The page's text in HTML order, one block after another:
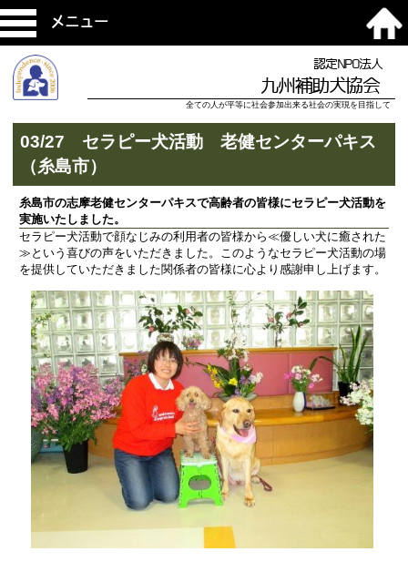
メニュー
認定NPO法人
九州補助犬協会
全ての人が平等に社会参加出来る社会の実現を目指して
03/27 セラピー犬活動 老健センターパキス
（糸島市）
糸島市の志摩老健センターパキスで高齢者の皆様にセラピー犬活動を
実施いたしました。
セラピー犬活動で顔なじみの利用者の皆様から≪優しい犬に癒された
≫という喜びの声をいただきました。このようなセラピー犬活動の場
を提供していただきました関係者の皆様に心より感謝申し上げます。